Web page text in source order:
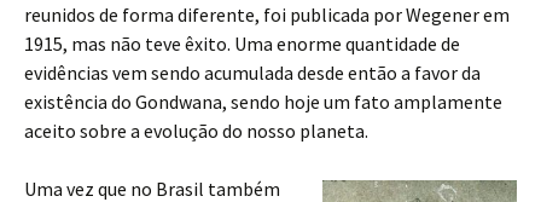
reunidos de forma diferente, foi publicada por Wegener em
1915, mas não teve êxito. Uma enorme quantidade de
evidências vem sendo acumulada desde então a favor da
existência do Gondwana, sendo hoje um fato amplamente
aceito sobre a evolução do nosso planeta.
Uma vez que no Brasil também